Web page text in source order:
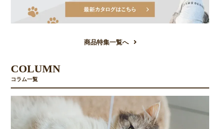
商品特集一覧へ
COLUMN
コラム一覧